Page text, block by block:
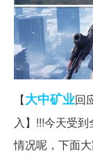
【大中矿业回
入】!!!今天受
情况呢，下面